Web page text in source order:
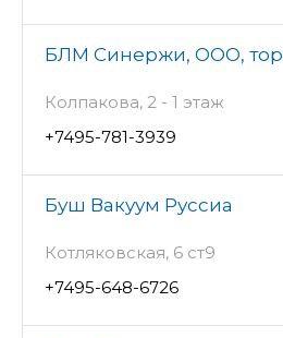
БЛМ Синержи, ООО,
Колпакова, 2 - 1 этаж
+7495-781-3939
Буш Вакуум Руссиа
Котляковская, 6 ст9
+7495-648-6726